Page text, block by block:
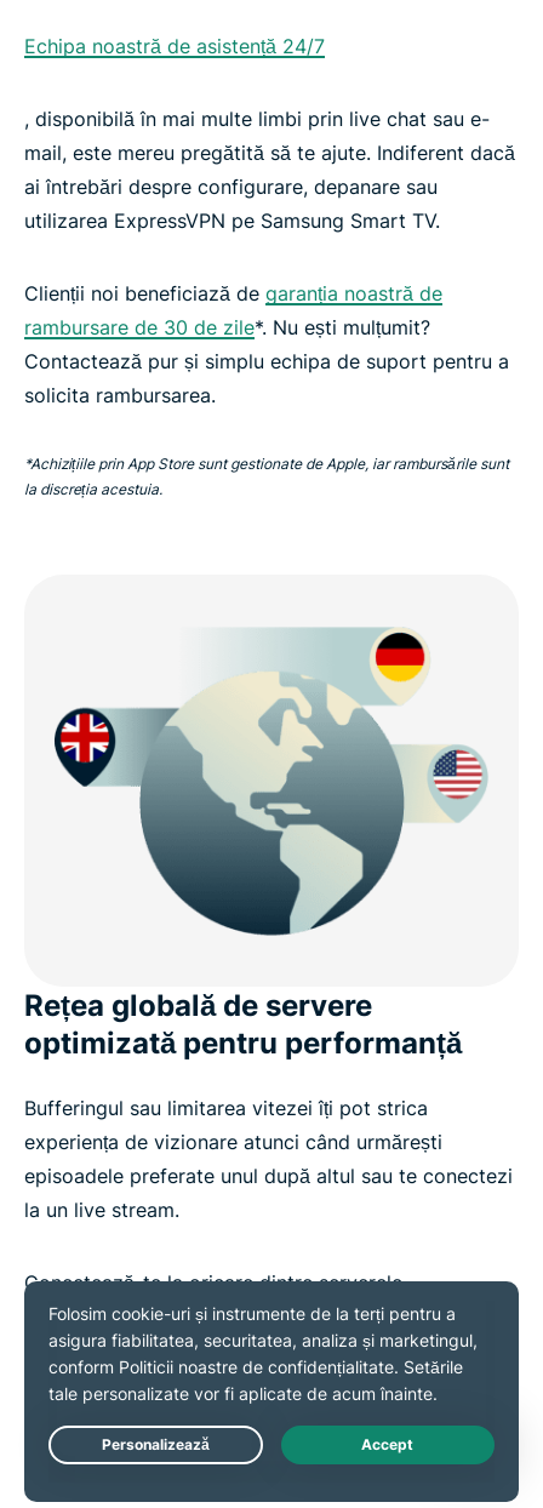
Echipa noastră de asistență 24/7
, disponibilă în mai multe limbi prin live chat sau e-
mail, este mereu pregătită să te ajute. Indiferent dacă
ai întrebări despre configurare, depanare sau
utilizarea ExpressVPN pe Samsung Smart TV.
Clienții noi beneficiază de garanția noastră de
rambursare de 30 de zile*. Nu ești mulțumit?
Contactează pur și simplu echipa de suport pentru a
solicita rambursarea.
*Achizițiile prin App Store sunt gestionate de Apple, iar rambursările sunt
la discreția acestuia.
Rețea globală de servere
optimizată pentru performanță
Bufferingul sau limitarea vitezei îți pot strica
experiența de vizionare atunci când urmărești
episoadele preferate unul după altul sau te conectezi
la un live stream.
Conectează-te la oricare dintre serverele
ExpressVPN de mare viteză, de 40 Gbps, din 113 țări
și fă streaming cu date securizate și o adresă IP
privată. Împreună cu
protocolul nostru patentat
constantă și fiabilă, precum și conexiuni sigure pe
care te poți baza.
Live Chat